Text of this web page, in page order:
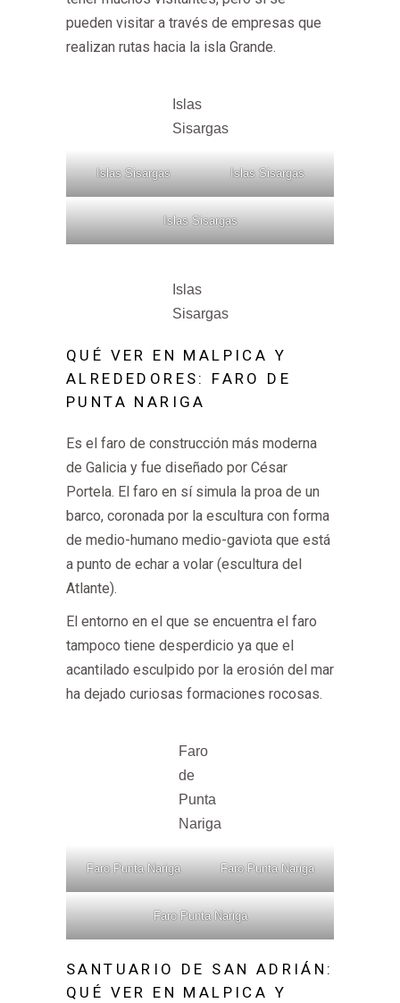
pueden visitar a través de empresas que
realizan rutas hacia la isla Grande.
Islas
Sisargas
Islas Sisargas Islas Sisargas
Islas Sisargas
Islas
Sisargas
QUÉ VER EN MALPICA Y
ALREDEDORES: FARO DE
PUNTA NARIGA
Es el faro de construcción más moderna
de Galicia y fue diseñado por César
Portela. El faro en sí simula la proa de un
barco, coronada por la escultura con forma
de medio-humano medio-gaviota que está
a punto de echar a volar (escultura del
Atlante).
El entorno en el que se encuentra el faro
tampoco tiene desperdicio ya que el
acantilado esculpido por la erosión del mar
ha dejado curiosas formaciones rocosas.
Faro
de
Punta
Nariga
Faro Punta Nariga Faro Punta Nariga
Faro Punta Nariga
SANTUARIO DE SAN ADRIÁN:
QUÉ VER EN MALPICA Y